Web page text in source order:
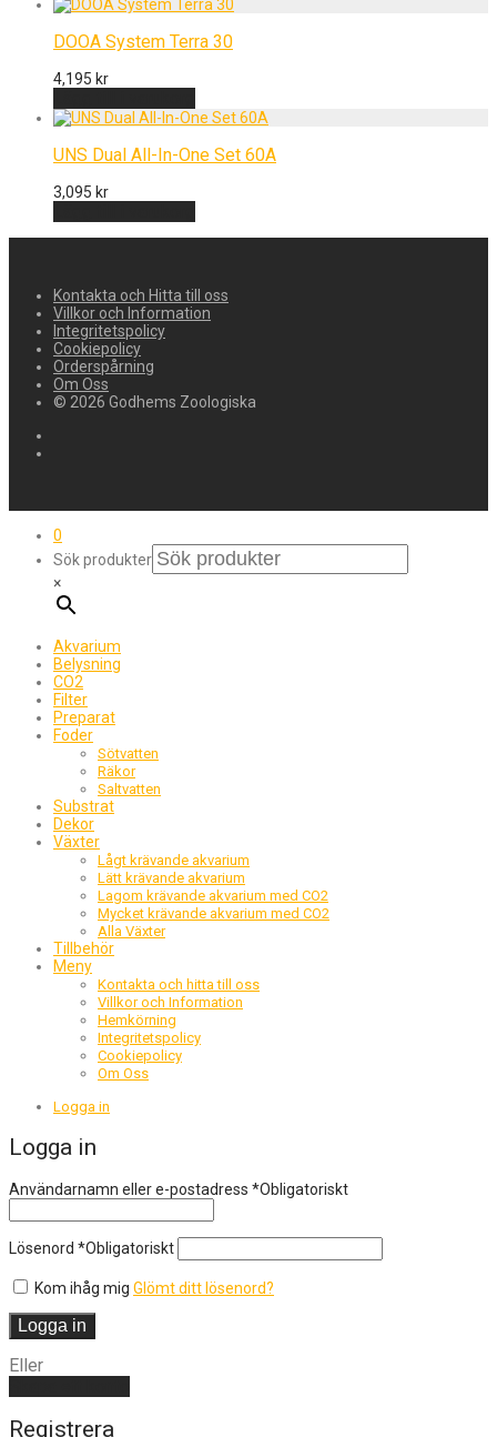
DOOA System Terra 30
4,195 kr
UNS Dual All-In-One Set 60A
3,095 kr
Kontakta och Hitta till oss
Villkor och Information
Integritetspolicy
Cookiepolicy
Orderspårning
Om Oss
© 2026 Godhems Zoologiska
0
Sök produkter
×
Akvarium
Belysning
CO2
Filter
Preparat
Foder
Sötvatten
Räkor
Saltvatten
Substrat
Dekor
Växter
Lågt krävande akvarium
Lätt krävande akvarium
Lagom krävande akvarium med CO2
Mycket krävande akvarium med CO2
Alla Växter
Tillbehör
Meny
Kontakta och hitta till oss
Villkor och Information
Hemkörning
Integritetspolicy
Cookiepolicy
Om Oss
Logga in
Logga in
Användarnamn eller e-postadress *Obligatoriskt
Lösenord *Obligatoriskt
Kom ihåg mig Glömt ditt lösenord?
Logga in
Eller
Registrera